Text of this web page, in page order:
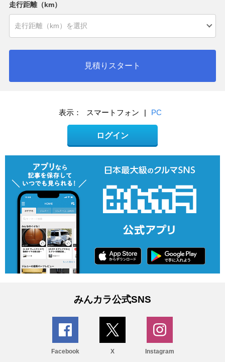
走行距離（km）
見積りスタート
表示： スマートフォン | PC
ログイン
みんカラ公式SNS
Facebook X Instagram